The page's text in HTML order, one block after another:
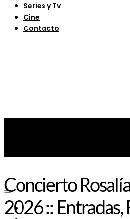
Series y Tv
Cine
Contacto
Noticias
Concierto
2026 :: Entradas,